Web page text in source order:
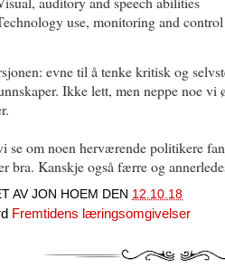
use, monitoring and control
evne til å tenke kritisk og
Ikke lett, men neppe noe vi
se om noen herværende politikere
bra. Kanskje også færre og
AV JON HOEM DEN 12.10.18
Fremtidens læringsomgivelser